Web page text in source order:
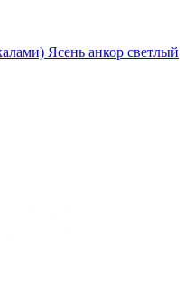
Ясень анкор светлый